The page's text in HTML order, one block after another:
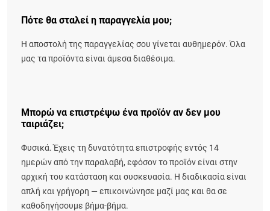
Πότε θα σταλεί η παραγγελία μου;
Η αποστολή της παραγγελίας σου γίνεται αυθημερόν. Όλα
μας τα προϊόντα είναι άμεσα διαθέσιμα.
Μπορώ να επιστρέψω ένα προϊόν αν δεν μου
ταιριάζει;
Φυσικά. Έχεις τη δυνατότητα επιστροφής εντός 14
ημερών από την παραλαβή, εφόσον το προϊόν είναι στην
αρχική του κατάσταση και συσκευασία. Η διαδικασία είναι
απλή και γρήγορη — επικοινώνησε μαζί μας και θα σε
καθοδηγήσουμε βήμα-βήμα.